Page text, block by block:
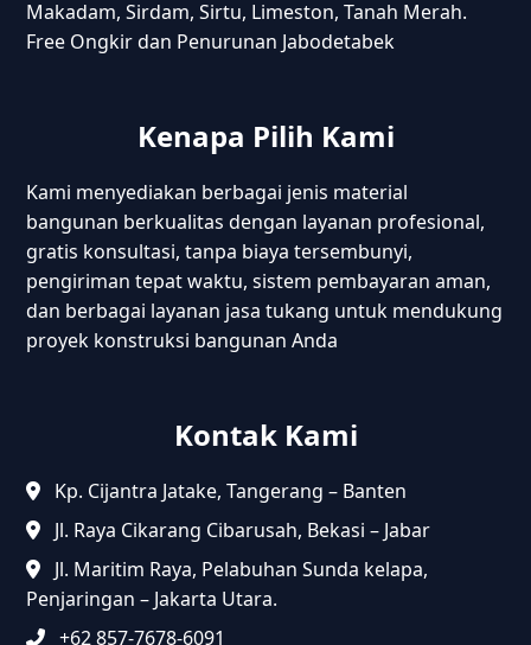
Makadam, Sirdam, Sirtu, Limeston, Tanah Merah.
Free Ongkir dan Penurunan Jabodetabek
Kenapa Pilih Kami
Kami menyediakan berbagai jenis material
bangunan berkualitas dengan layanan profesional,
gratis konsultasi, tanpa biaya tersembunyi,
pengiriman tepat waktu, sistem pembayaran aman,
dan berbagai layanan jasa tukang untuk mendukung
proyek konstruksi bangunan Anda
Kontak Kami
Kp. Cijantra Jatake, Tangerang – Banten
Jl. Raya Cikarang Cibarusah, Bekasi – Jabar
Jl. Maritim Raya, Pelabuhan Sunda kelapa,
Penjaringan – Jakarta Utara.
+62 857-7678-6091